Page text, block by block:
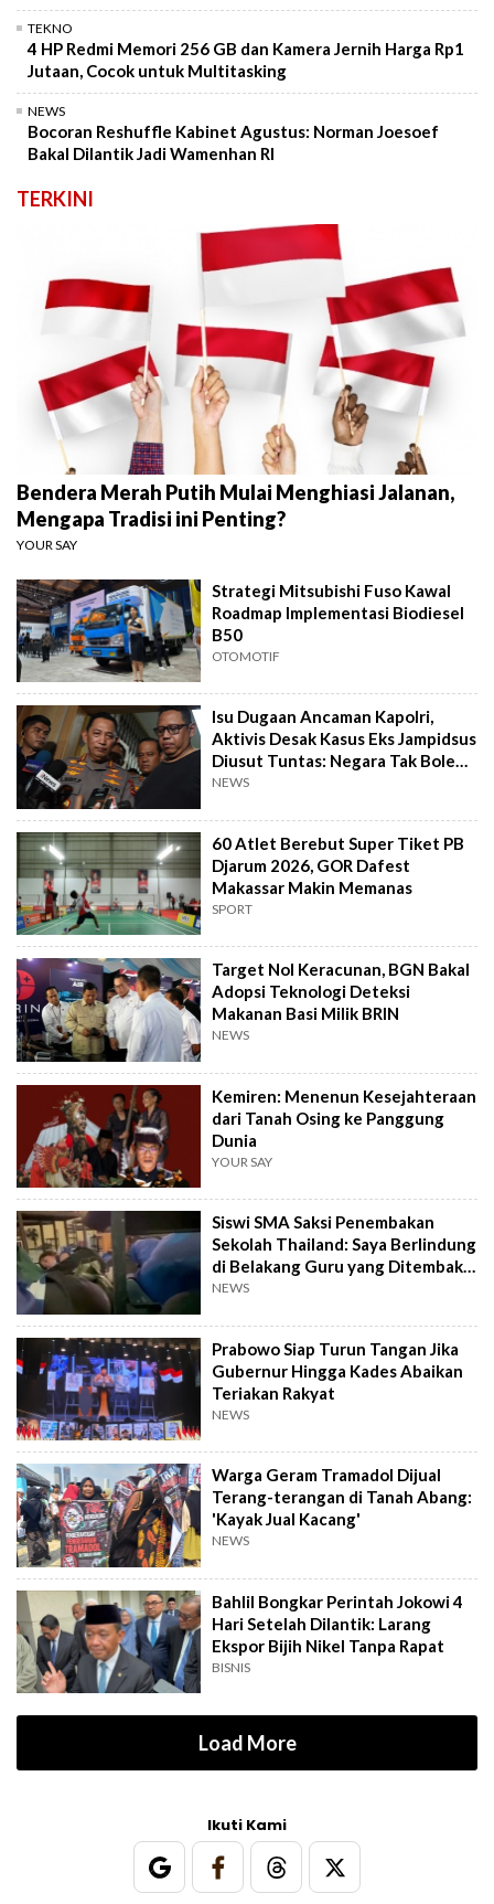
TEKNO
4 HP Redmi Memori 256 GB dan Kamera Jernih Harga Rp1
Jutaan, Cocok untuk Multitasking
NEWS
Bocoran Reshuffle Kabinet Agustus: Norman Joesoef
Bakal Dilantik Jadi Wamenhan RI
TERKINI
Bendera Merah Putih Mulai Menghiasi Jalanan,
Mengapa Tradisi ini Penting?
YOUR SAY
Strategi Mitsubishi Fuso Kawal
Roadmap Implementasi Biodiesel
B50
OTOMOTIF
Isu Dugaan Ancaman Kapolri,
Aktivis Desak Kasus Eks Jampidsus
Diusut Tuntas: Negara Tak Boleh
Kalah
NEWS
60 Atlet Berebut Super Tiket PB
Djarum 2026, GOR Dafest
Makassar Makin Memanas
SPORT
Target Nol Keracunan, BGN Bakal
Adopsi Teknologi Deteksi
Makanan Basi Milik BRIN
NEWS
Kemiren: Menenun Kesejahteraan
dari Tanah Osing ke Panggung
Dunia
YOUR SAY
Siswi SMA Saksi Penembakan
Sekolah Thailand: Saya Berlindung
di Belakang Guru yang Ditembak
Mati
NEWS
Prabowo Siap Turun Tangan Jika
Gubernur Hingga Kades Abaikan
Teriakan Rakyat
NEWS
Warga Geram Tramadol Dijual
Terang-terangan di Tanah Abang:
'Kayak Jual Kacang'
NEWS
Bahlil Bongkar Perintah Jokowi 4
Hari Setelah Dilantik: Larang
Ekspor Bijih Nikel Tanpa Rapat
BISNIS
Load More
Ikuti Kami